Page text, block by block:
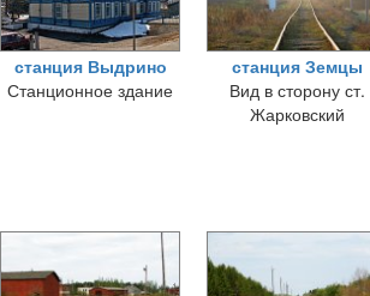
станция Выдрино
Станционное здание
станция Земцы
Вид в сторону ст.
Жарковский